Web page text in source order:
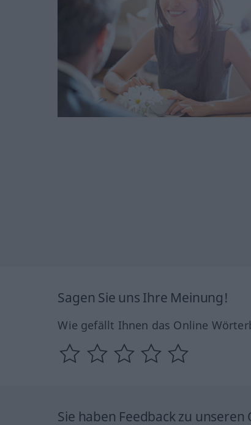
Sagen Sie uns Ihre Meinung!
Wie gefällt Ihnen das Online
Sie haben Feedback zu